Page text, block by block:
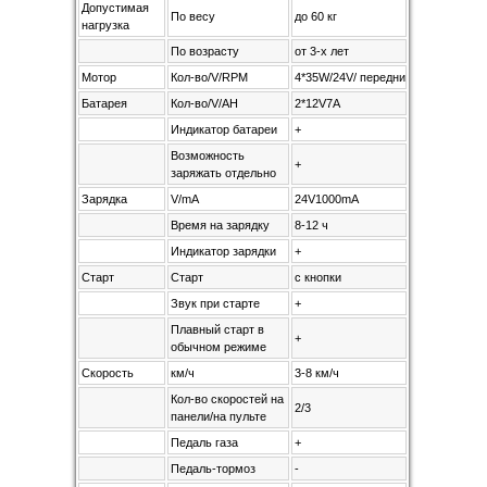
Допустимая
нагрузка
По весу до 60 кг
По возрасту
от 3-х лет
Мотор
Кол-во/V/RPM
4*35W/24V/ передние
Батарея
Кол-во/V/AH
2*12V7A
Индикатор батареи
+
Возможность
заряжать отдельно
+
Зарядка V/mA
24V1000mA
Время на зарядку
8-12 ч
Индикатор зарядки
+
Старт
Старт
с кнопки
Звук при старте
+
Плавный старт в
обычном режиме
+
Скорость км/ч
3-8 км/ч
Кол-во скоростей на
панели/на пульте
2/3
Педаль газа
+
Педаль-тормоз
-